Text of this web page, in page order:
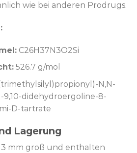
wie bei anderen Prodrugs.
C26H37N3O2Si
526.7 g/mol
N,N-
didehydroergoline-8-
D-tartrate
Lagerung
3 mm groß und enthalten